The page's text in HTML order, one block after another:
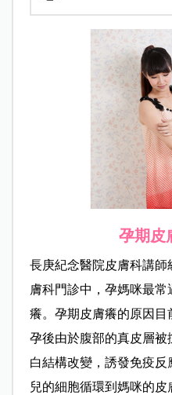
孕期皮
長庚紀念醫院皮膚科講
膚科門診中，孕媽咪最
癢。孕期皮膚癢的原因
孕後由於腹部的真皮層
白結構改變，誘發免疫
兒的細胞循環到媽咪的